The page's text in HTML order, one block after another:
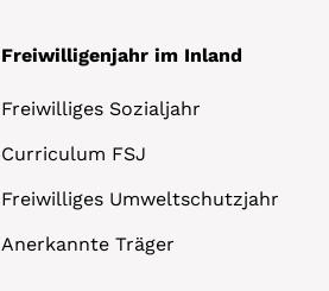
Freiwilligenjahr im Inland
Freiwilliges Sozialjahr
Curriculum FSJ
Freiwilliges Umweltschutzjahr
Anerkannte Träger